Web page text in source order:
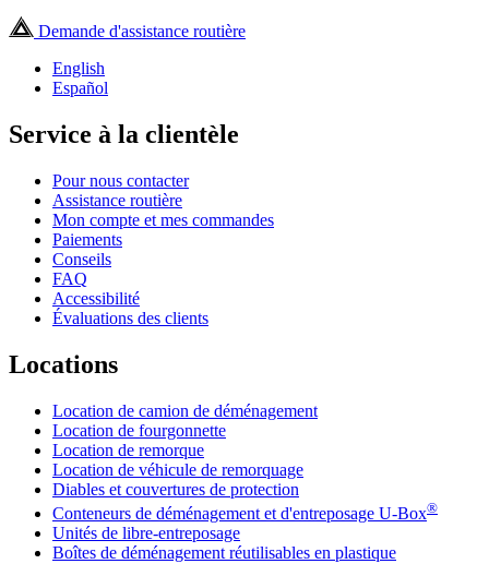
Demande d'assistance routière
English
Español
Service à la clientèle
Pour nous contacter
Assistance routière
Mon compte et mes commandes
Paiements
Conseils
FAQ
Accessibilité
Évaluations des clients
Locations
Location de camion de déménagement
Location de fourgonnette
Location de remorque
Location de véhicule de remorquage
Diables et couvertures de protection
Conteneurs de déménagement et d'entreposage U-Box®
Unités de libre-entreposage
Boîtes de déménagement réutilisables en plastique